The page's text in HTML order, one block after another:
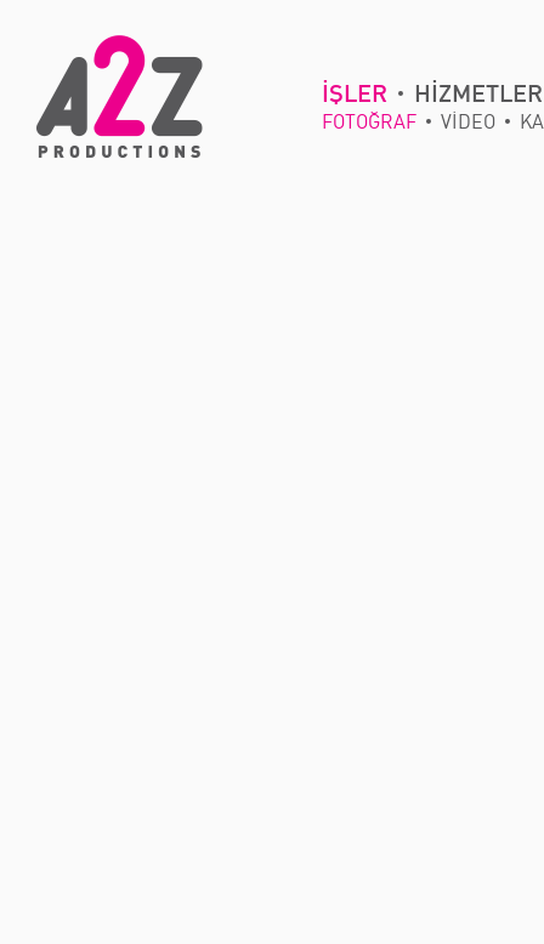
İŞLER
HİZMETLER
FOTOĞRAF
VİDEO